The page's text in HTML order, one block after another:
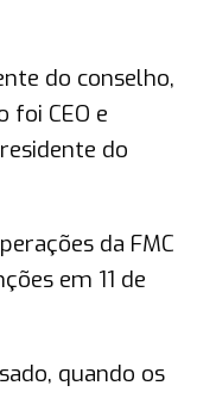
do conselho,
foi CEO e
do
da FMC
em 11 de
quando os